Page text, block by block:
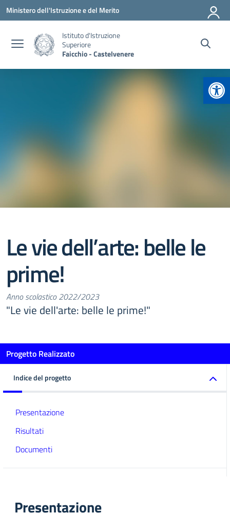
Vai ai contenuti
Vai al menu di navigazione
Vai al footer
Ministero dell'Istruzione e del Merito
Istituto d'Istruzione
Superiore
Faicchio - Castelvenere
Le vie dell’arte: belle le
prime!
Anno scolastico 2022/2023
"Le vie dell'arte: belle le prime!"
Progetto Realizzato
Indice del progetto
Presentazione
Risultati
Documenti
Presentazione